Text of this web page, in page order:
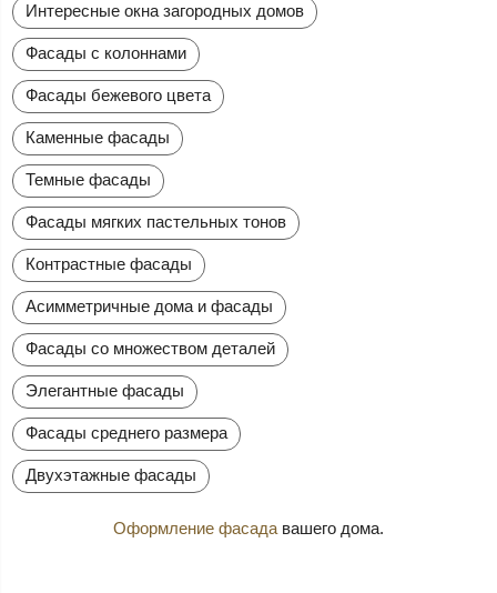
Интересные окна загородных домов
Фасады с колоннами
Фасады бежевого цвета
Каменные фасады
Темные фасады
Фасады мягких пастельных тонов
Контрастные фасады
Асимметричные дома и фасады
Фасады со множеством деталей
Элегантные фасады
Фасады среднего размера
Двухэтажные фасады
Оформление фасада вашего дома.